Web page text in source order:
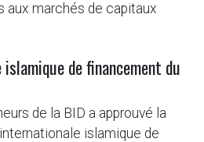
aux marchés de capitaux
de financement du
de la BID a approuvé la
islamique de